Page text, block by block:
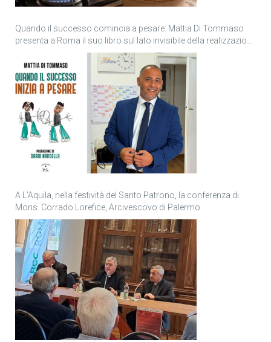
Quando il successo comincia a pesare: Mattia Di Tommaso
presenta a Roma il suo libro sul lato invisibile della realizzazione
A L’Aquila, nella festività del Santo Patrono, la conferenza di
Mons. Corrado Lorefice, Arcivescovo di Palermo